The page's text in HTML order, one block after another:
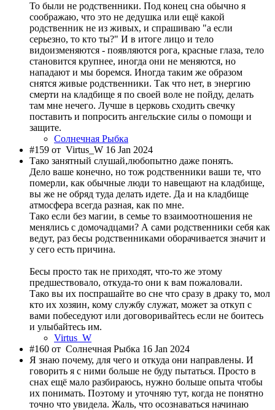
То были не родственники. Под конец сна обычно я
соображаю, что это не дедушка или ещё какой
родственник не из живых, и спрашиваю "а если
серьезно, то кто ты?" И в итоге лицо и тело
видоизменяются - появляются рога, красные глаза, тело
становится крупнее, иногда они не меняются, но
нападают и мы боремся. Иногда таким же образом
снятся живые родственники. Так что нет, в энергию
смерти на кладбище я по своей воле не пойду, делать
там мне нечего. Лучше в церковь сходить свечку
поставить и попросить ангельские силы о помощи и
защите.
Солнечная Рыбка
#159 от Virtus_W 16 Jan 2024
Тако занятный слушай,любопытно даже понять.
Дело ваше конечно, но тож родственники ваши те, что
померли, как обычные люди то навещают на кладбище,
вы же не обряд туда делать идете. Да и на кладбище
атмосфера всегда разная, как по мне.
Тако если без магии, в семье то взаимоотношения не
менялись с домочадцами? А сами родственники себя как
ведут, раз бесы родственниками оборачивается значит и
у сего есть причина.
Бесы просто так не приходят, что-то же этому
предшествовало, откуда-то они к вам пожаловали.
Тако вы их поспрашайте во сне что сразу в драку то, мол
кто их хозяин, кому службу служат, может за откуп с
вами побеседуют или договоривайтесь если не боитесь
и улыбайтесь им.
Virtus_W
#160 от Солнечная Рыбка 16 Jan 2024
Я знаю почему, для чего и откуда они направлены. И
говорить я с ними больше не буду пытаться. Просто в
снах ещё мало разбираюсь, нужно больше опыта чтобы
их понимать. Поэтому и уточняю тут, когда не понятно
точно что увидела. Жаль, что осознаваться начинаю